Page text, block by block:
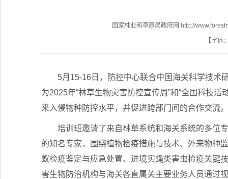
国家林业和草原局政府网 http://
【字体
5月15-16日，防控中心联合中国海关科学技术
为2025年“林草生物灾害防控宣传周”和“全国科技
来入侵物种防控水平，并促进跨部门间的合作交流。
培训班邀请了来自林草系统和海关系统的多位
的知名专家，围绕植物检疫措施与技术、外来物种
蚁检疫鉴定与应急处置、进境实蝇类害虫检疫关键
害生物防治机构与海关各直属关主要业务人员通过